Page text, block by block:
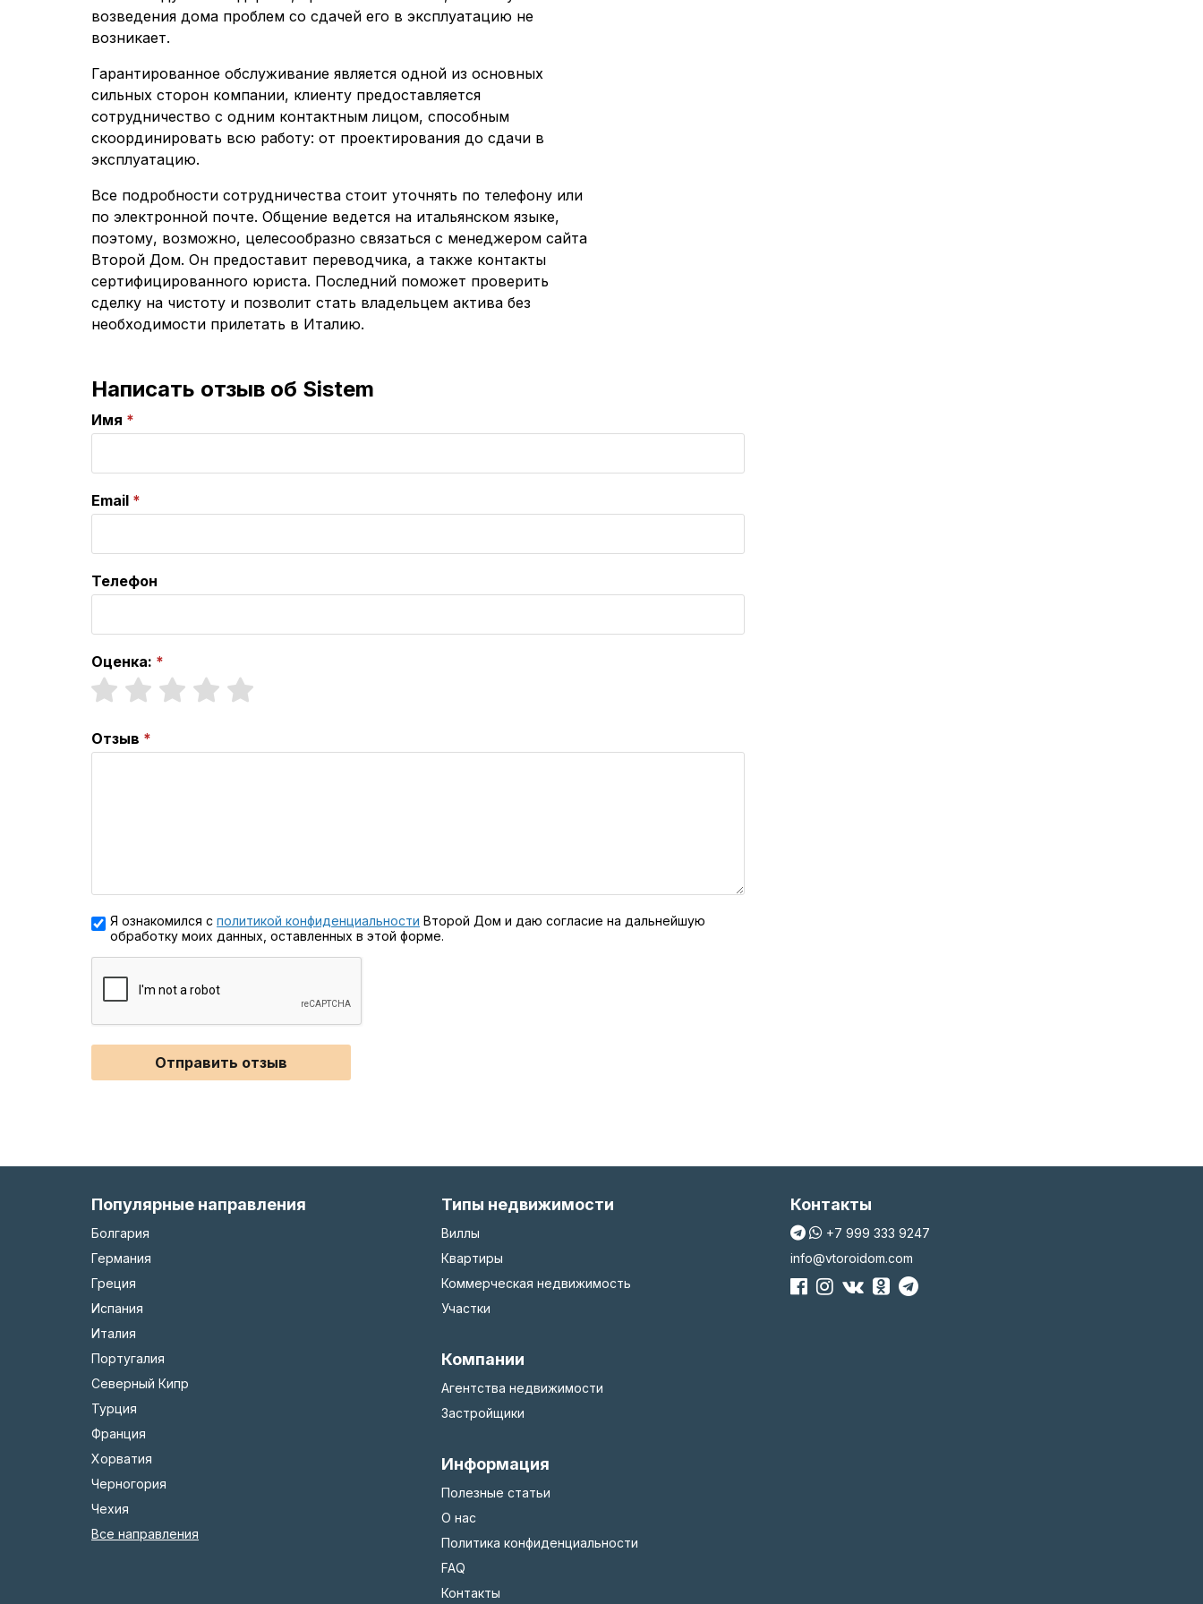
возведения дома проблем со сдачей его в эксплуатацию не
возникает.
Гарантированное обслуживание является одной из основных
сильных сторон компании, клиенту предоставляется
сотрудничество с одним контактным лицом, способным
скоординировать всю работу: от проектирования до сдачи в
эксплуатацию.
Все подробности сотрудничества стоит уточнять по телефону или
по электронной почте. Общение ведется на итальянском языке,
поэтому, возможно, целесообразно связаться с менеджером сайта
Второй Дом. Он предоставит переводчика, а также контакты
сертифицированного юриста. Последний поможет проверить
сделку на чистоту и позволит стать владельцем актива без
необходимости прилетать в Италию.
Написать отзыв об Sistem
Имя
Email
Телефон
Оценка:
Отзыв
Я ознакомился с политикой конфиденциальности Второй Дом и даю согласие на дальнейшую
обработку моих данных, оставленных в этой форме.
Отправить отзыв
Популярные направления
Болгария
Германия
Греция
Испания
Италия
Португалия
Северный Кипр
Турция
Франция
Хорватия
Черногория
Чехия
Все направления
Типы недвижимости
Виллы
Квартиры
Коммерческая недвижимость
Участки
Компании
Агентства недвижимости
Застройщики
Информация
Полезные статьи
О нас
Политика конфиденциальности
FAQ
Контакты
Контакты
+7 999 333 9247
info@vtoroidom.com